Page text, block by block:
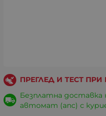
ПРЕГЛЕД И ТЕСТ
Безплатна доставка
автомат (апс) с